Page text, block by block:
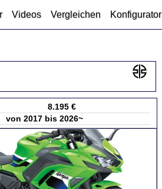
Videos Vergleichen Konfigurator
8.195 €
von 2017 bis 2026~